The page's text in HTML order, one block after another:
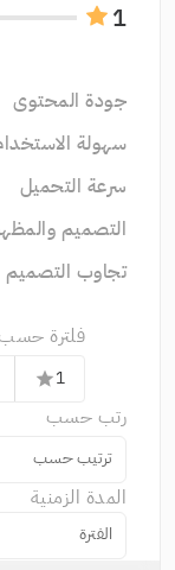
1
جودة المحتوى
سهولة
سرعة التحميل
التصميم
تجاوب التصميم
فلترة حسب
1
star
رتب حسب
ترتيب حسب
المدة الزمنية
الفترة